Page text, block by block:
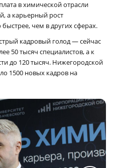
в химической отрасли
а карьерный рост
чем в других сферах.
кадровый голод — сейчас
50 тысяч специалистов, а к
до 120 тысяч. Нижегородской
1500 новых кадров на